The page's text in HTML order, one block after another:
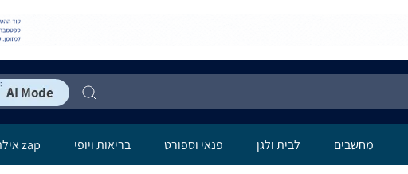
מחשבים לבית ולגן פנאי וספורט בריאות ויופי zap אילת